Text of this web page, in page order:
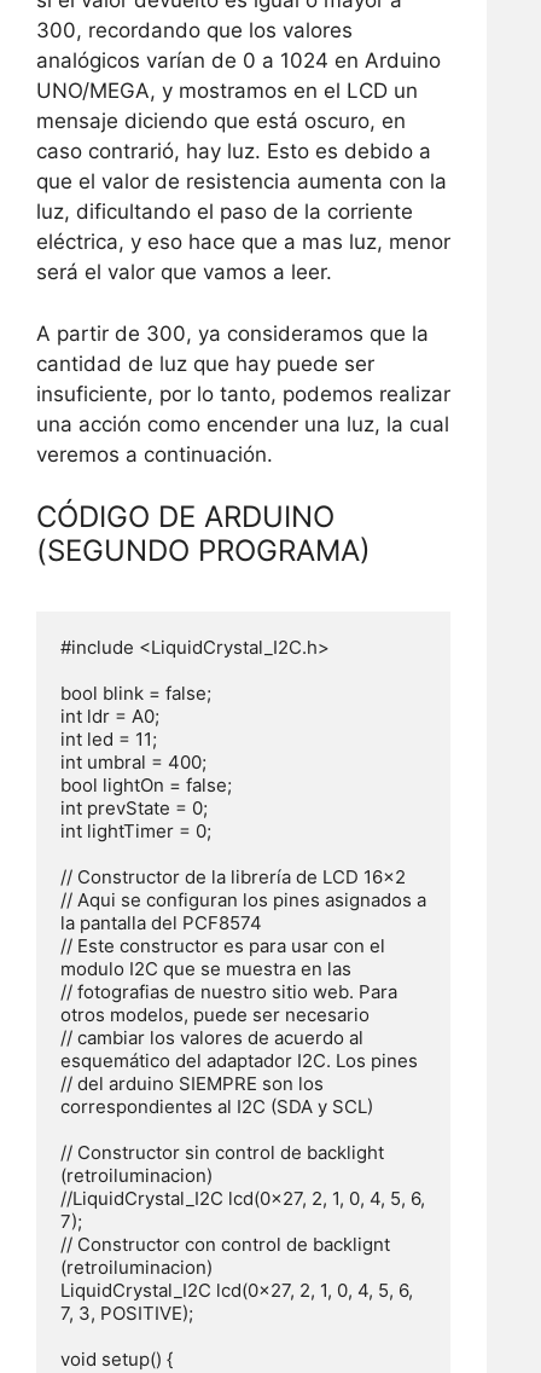
300, recordando que los valores
analógicos varían de 0 a 1024 en Arduino
UNO/MEGA, y mostramos en el LCD un
mensaje diciendo que está oscuro, en
caso contrarió, hay luz. Esto es debido a
que el valor de resistencia aumenta con la
luz, dificultando el paso de la corriente
eléctrica, y eso hace que a mas luz, menor
será el valor que vamos a leer.
A partir de 300, ya consideramos que la
cantidad de luz que hay puede ser
insuficiente, por lo tanto, podemos realizar
una acción como encender una luz, la cual
veremos a continuación.
CÓDIGO DE ARDUINO
(SEGUNDO PROGRAMA)
#include <LiquidCrystal_I2C.h>
bool blink = false;
int ldr = A0;
int led = 11;
int umbral = 400;
bool lightOn = false;
int prevState = 0;
int lightTimer = 0;
// Constructor de la librería de LCD 16x2
// Aqui se configuran los pines asignados a
la pantalla del PCF8574
// Este constructor es para usar con el
modulo I2C que se muestra en las
// fotografias de nuestro sitio web. Para
otros modelos, puede ser necesario
// cambiar los valores de acuerdo al
esquemático del adaptador I2C. Los pines
// del arduino SIEMPRE son los
correspondientes al I2C (SDA y SCL)
// Constructor sin control de backlight
(retroiluminacion)
//LiquidCrystal_I2C lcd(0x27, 2, 1, 0, 4, 5, 6,
7);
// Constructor con control de backlignt
(retroiluminacion)
LiquidCrystal_I2C lcd(0x27, 2, 1, 0, 4, 5, 6,
7, 3, POSITIVE);
void setup() {